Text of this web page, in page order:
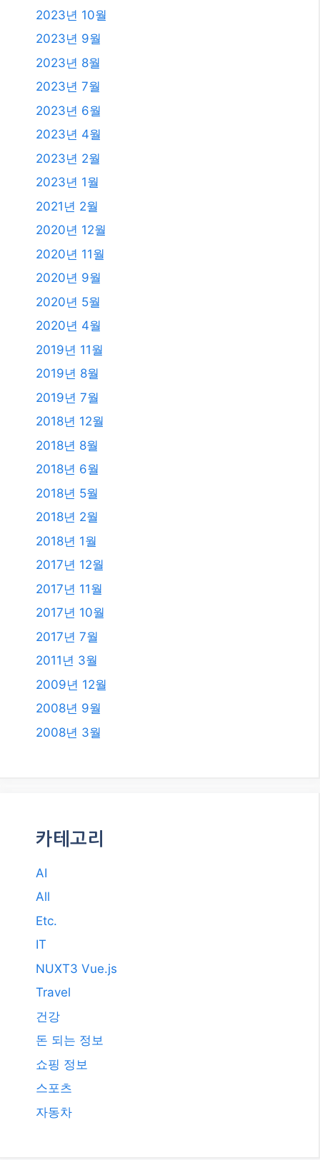
2023년 10월
2023년 9월
2023년 8월
2023년 7월
2023년 6월
2023년 4월
2023년 2월
2023년 1월
2021년 2월
2020년 12월
2020년 11월
2020년 9월
2020년 5월
2020년 4월
2019년 11월
2019년 8월
2019년 7월
2018년 12월
2018년 8월
2018년 6월
2018년 5월
2018년 2월
2018년 1월
2017년 12월
2017년 11월
2017년 10월
2017년 7월
2011년 3월
2009년 12월
2008년 9월
2008년 3월
카테고리
AI
All
Etc.
IT
NUXT3 Vue.js
Travel
건강
돈 되는 정보
쇼핑 정보
스포츠
자동차